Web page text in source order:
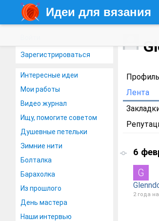
Идеи для вязания
Зарегистрироваться
Интересные идеи
Мои работы
Видео журнал
Ищу, помогите советом
Душевные петельки
Зимние нити
Болталка
Барахолка
Из прошлого
День мастера
Наши интервью
Профиль
Лента
6
2 года